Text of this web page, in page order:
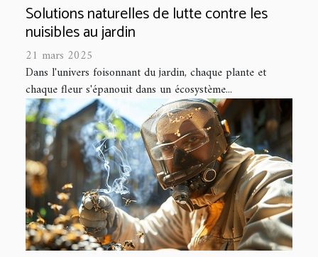
Solutions naturelles de lutte contre les
nuisibles au jardin
21 mars 2025
Dans l'univers foisonnant du jardin, chaque plante et
chaque fleur s'épanouit dans un écosystème...